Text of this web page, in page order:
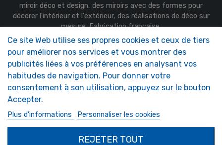
miroir déco et design, des miroirs avec des formes pour
décorer l'intérieur et l'extérieur, des réalisations de déco sur
mesure. Fabrication française.
NOS MIROIRS
Entretien & Accessoires
Miroirs Camping-car
Miroirs de sécurité
Miroirs Décoratifs
Miroirs Sur-Mesure
NOTRE SOCIÉTÉ
Qui sommes-nous ?
FAQ
MON COMPTE
Authentification
RÉALISATIONS SUR
Demande de devis
Ce site Web utilise ses propres cookies et ceux de tiers
pour améliorer nos services et vous montrer des
publicités liées à vos préférences en analysant vos
habitudes de navigation. Pour donner votre
consentement à son utilisation, appuyez sur le bouton
Accepter.
Plus d'informations Personnaliser les cookies
REJETER TOUT